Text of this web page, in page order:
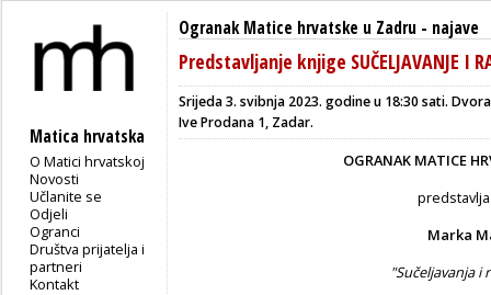
Matica hrvatska
O Matici hrvatskoj
Novosti
Učlanite se
Odjeli
Ogranci
Društva prijatelja i
partneri
Kontakt
Ogranak Matice hrvatske u Zadru - najave
Predstavljanje knjige SUČELJAVANJE I
Srijeda 3. svibnja 2023. godine u 18:30 sati.
Ive Prodana 1, Zadar.
OGRANAK MATICE
Marka
"Sučeljavanja i